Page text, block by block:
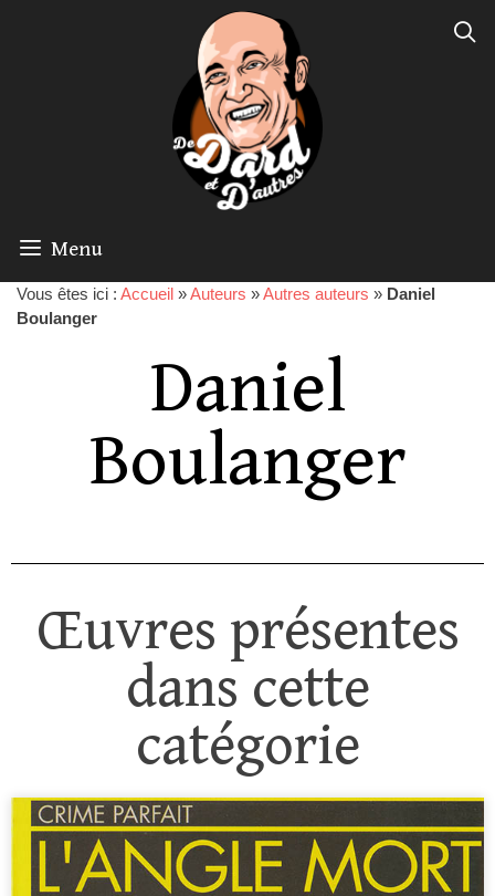
Menu
Vous êtes ici : Accueil »Auteurs »Autres auteurs » Daniel
Boulanger
Daniel
Boulanger
Œuvres présentes
dans cette
catégorie